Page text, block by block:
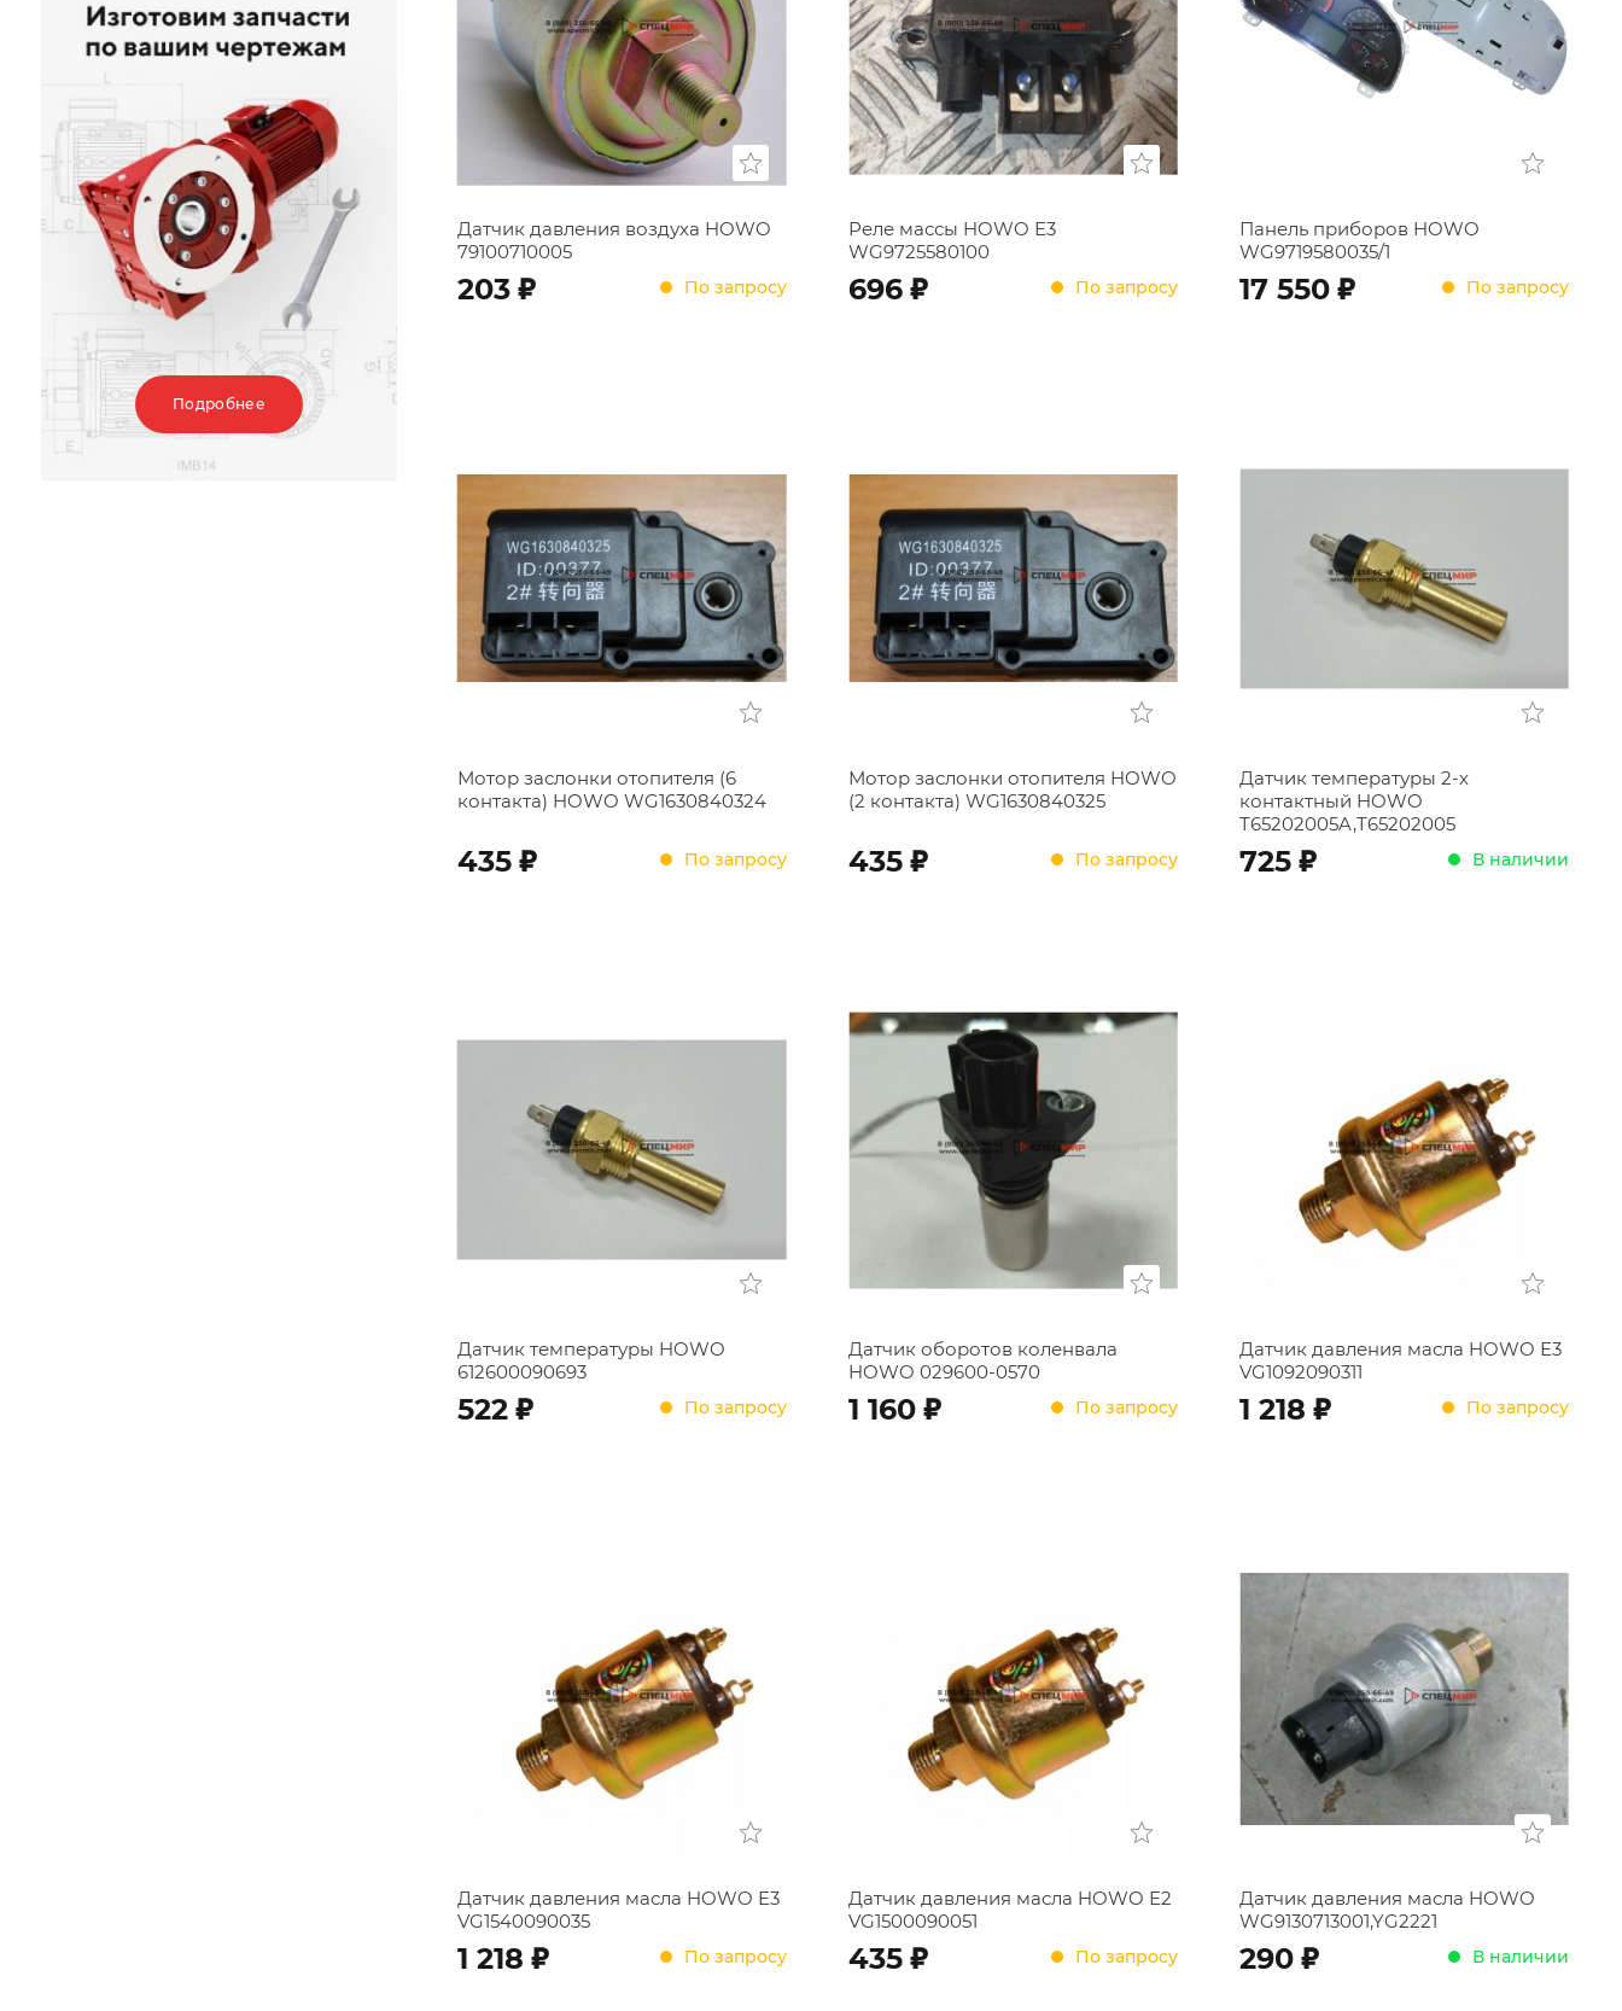
Подробнее
Датчик давления воздуха HOWO
79100710005
203 ; По запросу
Реле массы HOWO Е3
WG9725580100
696 ; По запросу
Панель приборов HOWO
WG9719580035/1
17 550 ; По запросу
Мотор заслонки отопителя (6
контакта) HOWO WG1630840324
435 ; По запросу
Мотор заслонки отопителя HOWO
(2 контакта) WG1630840325
435 ; По запросу
Датчик температуры 2-х
контактный HOWO
T65202005A,T65202005
725 ; В наличии
Датчик температуры HOWO
612600090693
522 ; По запросу
Датчик оборотов коленвала
HOWO 029600-0570
1 160 ; По запросу
Датчик давления масла HOWO Е3
VG1092090311
1 218 ; По запросу
Датчик давления масла HOWO Е3
VG1540090035
1 218 ; По запросу
Датчик давления масла HOWO Е2
VG1500090051
435 ; По запросу
Датчик давления масла HOWO
WG9130713001,YG2221
290 ; В наличии